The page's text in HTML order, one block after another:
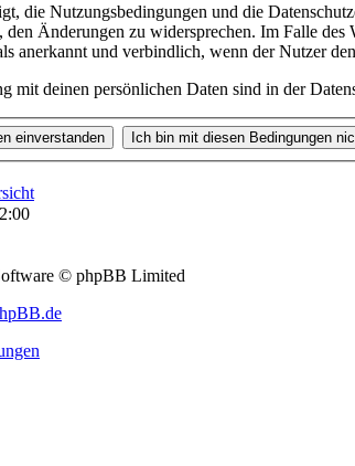
die Nutzungsbedingungen und die
Änderungen zu widersprechen. Im Falle
anerkannt und verbindlich, wenn der Nutzer
mit deinen persönlichen Daten sind in der
© phpBB Limited